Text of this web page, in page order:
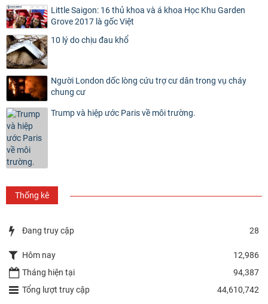
Little Saigon: 16 thủ khoa và á khoa Học Khu Garden
Grove 2017 là gốc Việt
10 lý do chịu đau khổ
Người London dốc lòng cứu trợ cư dân trong vụ cháy
chung cư
Trump và hiệp ước Paris về môi trường.
Thống kê
Đang truy cập 28
Hôm nay
12,986
Tháng hiện tại
94,387
Tổng lượt truy cập
44,610,742